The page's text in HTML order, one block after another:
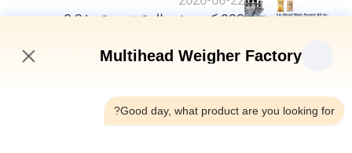
200 كيس في الدقيقة، دقة ±0.3
الأغذية
أعلى
Multihead Weigher Factory
Good day, what product are you looking for?